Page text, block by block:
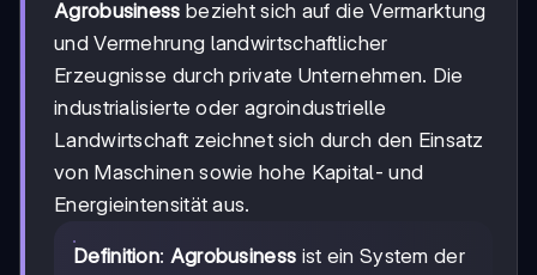
Agrobusiness bezieht sich auf die Vermarktung
und Vermehrung landwirtschaftlicher
Erzeugnisse durch private Unternehmen. Die
industrialisierte oder agroindustrielle
Landwirtschaft zeichnet sich durch den Einsatz
von Maschinen sowie hohe Kapital- und
Energieintensität aus.
Definition: Agrobusiness ist ein System der